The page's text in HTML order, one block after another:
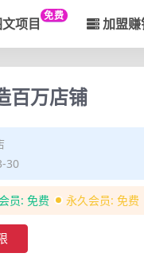
项目 免费 加盟赚
百万店铺
30
员: 免费 永久会员: 免费